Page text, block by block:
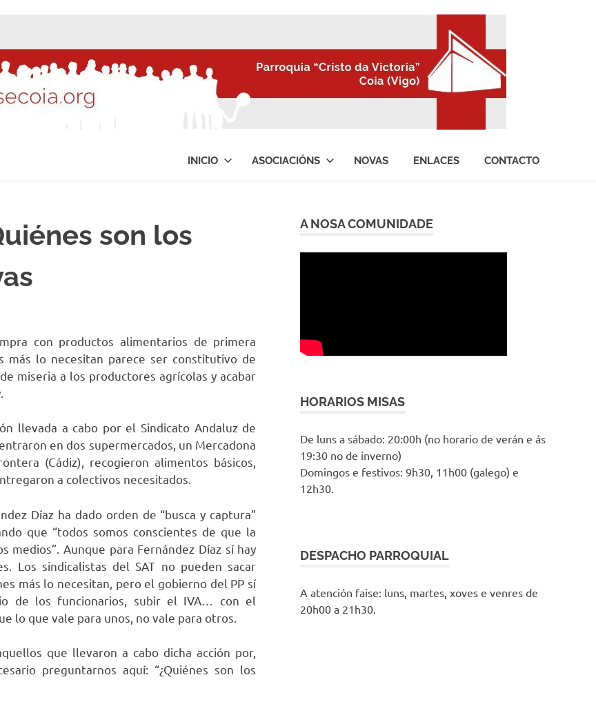
INICIO ASOCIACIÓNS NOVAS ENLACES CONTACTO
son los
con productos alimentarios de primera
más lo necesitan parece ser constitutivo de
miseria a los productores agrícolas y acabar
llevada a cabo por el Sindicato Andaluz de
en dos supermercados, un Mercadona
(Cádiz), recogieron alimentos básicos,
a colectivos necesitados.
Díaz ha dado orden de “busca y captura”
que “todos somos conscientes de que la
Aunque para Fernández Díaz sí hay
Los sindicalistas del SAT no pueden sacar
más lo necesitan, pero el gobierno del PP sí
de los funcionarios, subir el IVA… con el
lo que vale para unos, no vale para otros.
que llevaron a cabo dicha acción por,
preguntarnos aquí: “¿Quiénes son los
A NOSA COMUNIDADE
HORARIOS MISAS
De luns a sábado: 20:00h (no horario de verán e ás
19:30 no de inverno)
Domingos e festivos: 9h30, 11h00 (galego) e
12h30.
DESPACHO PARROQUIAL
A atención faise: luns, martes, xoves e venres de
20h00 a 21h30.